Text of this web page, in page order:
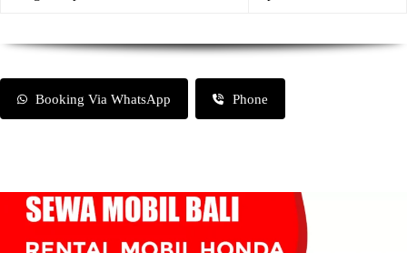
Booking Via WhatsApp Phone